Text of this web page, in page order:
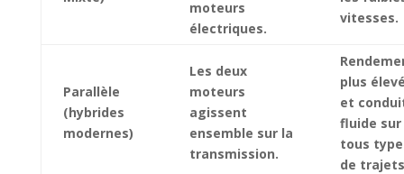
moteurs
électriques.
vitesses.
Parallèle
(hybrides
modernes)
Les deux
moteurs
agissent
ensemble sur la
transmission.
plus
et
fluide sur
tous
de